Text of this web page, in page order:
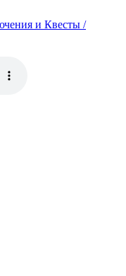
модификацией
я останусь здесь.
Escape From Tarkov!
и Квесты /